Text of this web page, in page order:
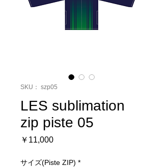
SKU： szp05
LES sublimation
zip piste 05
￥11,000価
サイズ(Piste ZIP) *